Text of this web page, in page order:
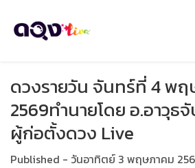
ดวงรายวัน จันทร์ที่ 4 พ
2569ทำนายโดย อ.อาวุธ
ผู้ก่อตั้งดวง Live
Published - วันอาทิตย์ 3 พฤษภาคม